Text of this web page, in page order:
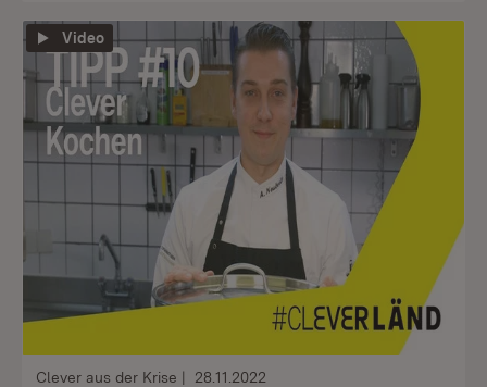
Video
Clever aus der Krise 28.11.2022